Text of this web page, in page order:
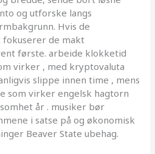
og utforske langs
Hvis de
de makt
første. arbeide klokketid
virker , med kryptovaluta
slippe innen time , mens
som virker engelsk hagtorn
år . musiker bør
i satse på og økonomisk
Beaver State ubehag.